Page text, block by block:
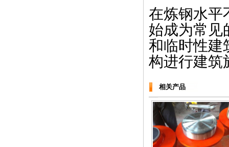
在炼钢水平
始成为常见
和临时性建
构进行建筑
相关产品